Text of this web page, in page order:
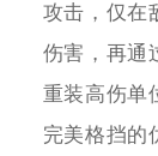
攻击，仅在
伤害，再通
重装高伤单
完美格挡的